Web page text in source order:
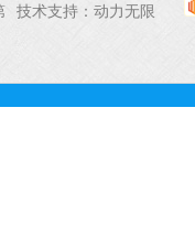
技术支持： 动力无限